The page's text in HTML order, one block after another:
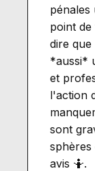
pénales
point
dire
*aussi*
et
l'action
sont
sphères
avis 🤷.